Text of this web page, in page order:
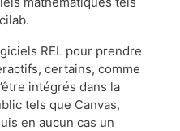
REL pour prendre
certains, comme
intégrés dans la
tels que Canvas,
en aucun cas un